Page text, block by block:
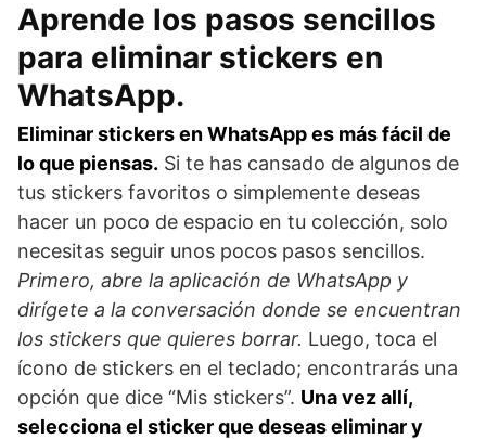
Aprende los pasos sencillos
para eliminar stickers en
WhatsApp.
Eliminar stickers en WhatsApp es más fácil de
lo que piensas. Si te has cansado de algunos de
tus stickers favoritos o simplemente deseas
hacer un poco de espacio en tu colección, solo
necesitas seguir unos pocos pasos sencillos.
Primero, abre la aplicación de WhatsApp y
dirígete a la conversación donde se encuentran
los stickers que quieres borrar. Luego, toca el
ícono de stickers en el teclado; encontrarás una
opción que dice “Mis stickers”. Una vez allí,
selecciona el sticker que deseas eliminar y